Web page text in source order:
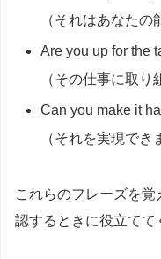
（それはあなたの
Are you up for the
（その仕事に取り
Can you make it
（それを実現でき
これらのフレーズを
認するときに役立てて